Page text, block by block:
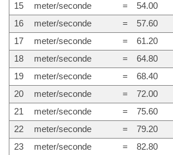
15
meter/seconde = 54.00
16
meter/seconde = 57.60
17
meter/seconde = 61.20
18
meter/seconde = 64.80
19
meter/seconde = 68.40
20
meter/seconde = 72.00
21
meter/seconde = 75.60
22
meter/seconde = 79.20
23
meter/seconde = 82.80